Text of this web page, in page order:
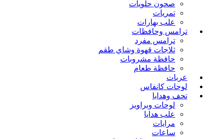
صحون حلويات
تمريات
علب بهارات
ترامس وحافظات
ترامس مفرد
ثلاجات قهوة وشاي طقم
حافظة مشروبات
حافظة طعام
عربات
لوحات كانفاس
تحف وهدايا
لوحات وبراويز
علب هدايا
مرايات
ساعات